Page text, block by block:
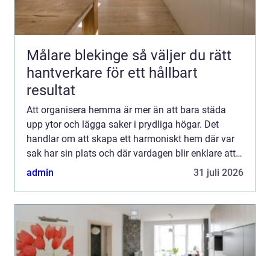
Målare blekinge så väljer du rätt
hantverkare för ett hållbart
resultat
Att organisera hemma är mer än att bara städa
upp ytor och lägga saker i prydliga högar. Det
handlar om att skapa ett harmoniskt hem där var
sak har sin plats och där vardagen blir enklare att
hantera. För m&ar...
admin 31 juli 2026